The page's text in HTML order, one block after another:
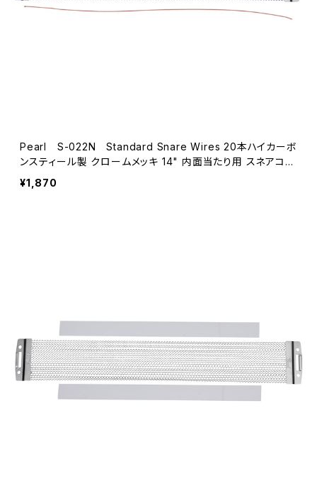
Pearl S-022N Standard Snare Wires 20本ハイカーボ
ンスティール製 クロームメッキ 14" 内面当たり用 スネアコー
ド（紐）付き
¥1,870